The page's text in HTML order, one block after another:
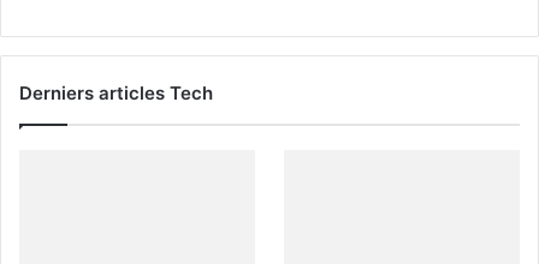
Derniers articles Tech